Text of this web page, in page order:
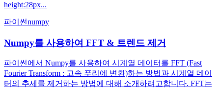
height:28px...
파이썬numpy
Numpy를 사용하여 FFT & 트렌드 제거
파이썬에서 Numpy를 사용하여 시계열 데이터를 FFT (Fast
Fourier Transform : 고속 푸리에 변환)하는 방법과 시계열 데이
터의 추세를 제거하는 방법에 대해 소개하려고합니다. FFT는